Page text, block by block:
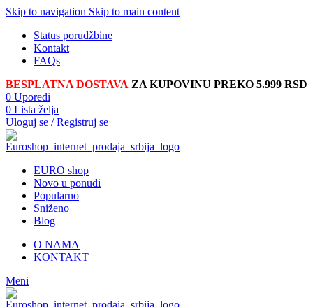
Skip to navigation Skip to main content
Status porudžbine
Kontakt
FAQs
BESPLATNA DOSTAVA ZA KUPOVINU PREKO 5.999 RSD
0 Uporedi
0 Lista želja
Uloguj se / Registruj se
EURO shop
Novo u ponudi
Popularno
Sniženo
Blog
O NAMA
KONTAKT
Meni